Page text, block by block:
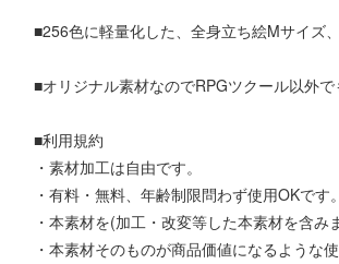
■256色に軽量化した、全身立ち絵Mサイズ
■オリジナル素材なのでRPGツクール以外で
■利用規約
・素材加工は自由です。
・有料・無料、年齢制限問わず使用OKです。
・本素材を(加工・改変等した本素材を含
・本素材そのものが商品価値になるような